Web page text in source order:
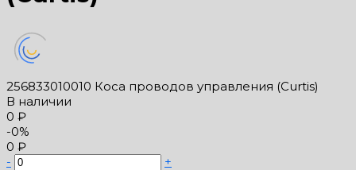
256833010010 Коса проводов управления (Curtis)
В наличии
0 ₽
-0%
0 ₽
-
+